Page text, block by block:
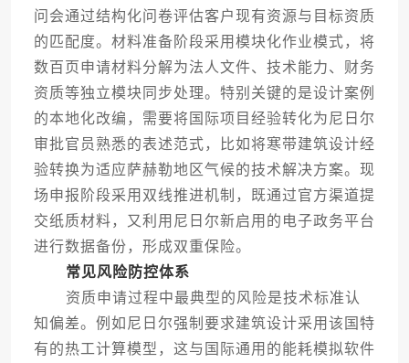
问会通过结构化问卷评估客户现有资源与目标资质
的匹配度。材料准备阶段采用模块化作业模式，将
数百页申请材料分解为法人文件、技术能力、财务
资质等独立模块同步处理。特别关键的是设计案例
的本地化改编，需要将国际项目经验转化为尼日尔
审批官员熟悉的表述范式，比如将寒带建筑设计经
验转换为适应萨赫勒地区气候的技术解决方案。现
场申报阶段采用双线推进机制，既通过官方渠道提
交纸质材料，又利用尼日尔新启用的电子政务平台
进行数据备份，形成双重保险。
常见风险防控体系
资质申请过程中最典型的风险是技术标准认
知偏差。例如尼日尔强制要求建筑设计采用该国特
有的热工计算模型，这与国际通用的能耗模拟软件